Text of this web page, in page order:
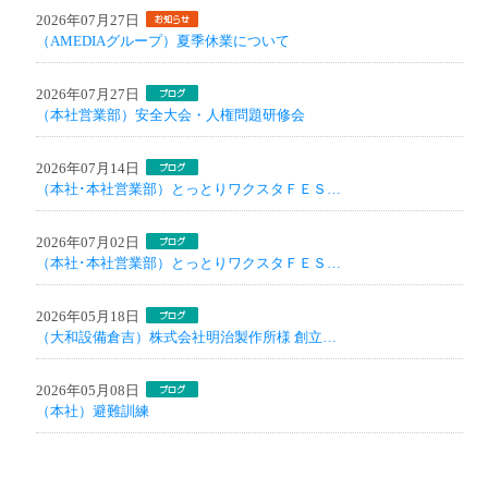
2026年07月27日
（AMEDIAグループ）夏季休業について
2026年07月27日
（本社営業部）安全大会・人権問題研修会
2026年07月14日
（本社･本社営業部）とっとりワクスタＦＥＳ…
2026年07月02日
（本社･本社営業部）とっとりワクスタＦＥＳ…
2026年05月18日
（大和設備倉吉）株式会社明治製作所様 創立…
2026年05月08日
（本社）避難訓練